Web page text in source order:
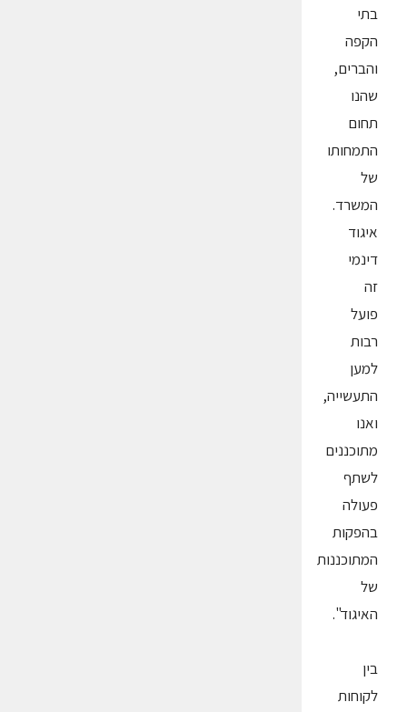
בתי
הקפה
והברים,
שהנו
תחום
התמחותו
של
המשרד.
איגוד
דינמי
זה
פועל
רבות
למען
התעשייה,
ואנו
מתוכננים
לשתף
פעולה
בהפקות
המתוכננות
של
האיגוד".
בין
לקוחות